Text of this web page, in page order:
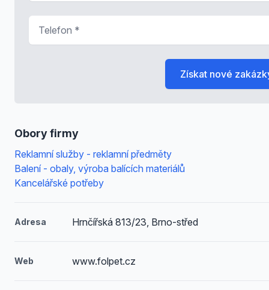
Obory firmy
Reklamní služby - reklamní předměty
Balení - obaly, výroba balících materiálů
Kancelářské potřeby
Adresa Hrnčířská 813/23, Brno-střed
Web www.folpet.cz
Získat nové